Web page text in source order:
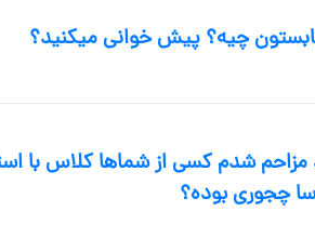
چیه؟ پیش خوانی میکنید؟
شدم کسی از شماها کلاس با
چجوری بوده؟